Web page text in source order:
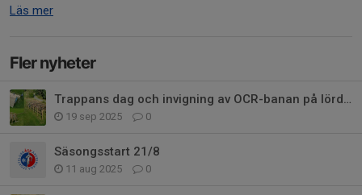
Läs mer
Fler nyheter
Trappans dag och invigning av OCR-banan på lördag
19 sep 2025 0
Säsongsstart 21/8
11 aug 2025 0